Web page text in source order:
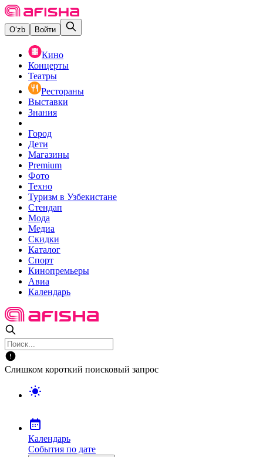
O‘zb Войти
Кино
Концерты
Театры
Рестораны
Выставки
Знания
Город
Дети
Магазины
Premium
Фото
Техно
Туризм в Узбекистане
Стендап
Мода
Медиа
Скидки
Каталог
Спорт
Кинопремьеры
Авиа
Календарь
Слишком короткий поисковый запрос
Календарь
События по дате